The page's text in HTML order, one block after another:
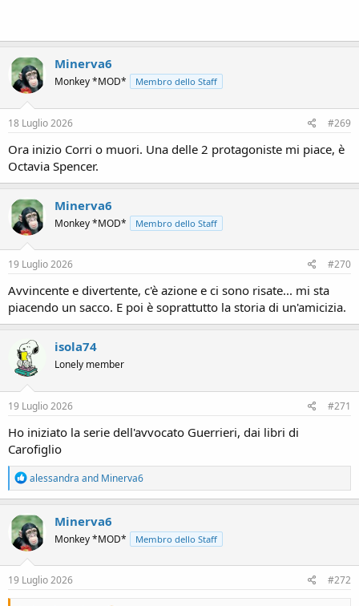
Minerva6
Monkey *MOD* Membro dello Staff
18 Luglio 2026 #269
Ora inizio Corri o muori. Una delle 2 protagoniste mi piace, è
Octavia Spencer.
Minerva6
Monkey *MOD* Membro dello Staff
19 Luglio 2026 #270
Avvincente e divertente, c'è azione e ci sono risate... mi sta
piacendo un sacco. E poi è soprattutto la storia di un'amicizia.
isola74
Lonely member
19 Luglio 2026 #271
Ho iniziato la serie dell'avvocato Guerrieri, dai libri di
Carofiglio
R
e
a
c
t
i
o
n
s
alessandra and Minerva6
Minerva6
Monkey *MOD* Membro dello Staff
19 Luglio 2026 #272